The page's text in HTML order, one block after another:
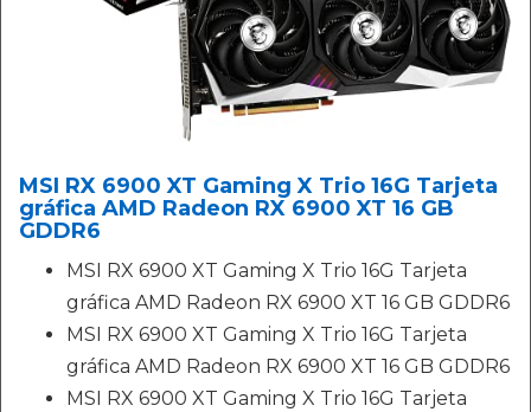
MSI RX 6900 XT Gaming X Trio 16G Tarjeta
gráfica AMD Radeon RX 6900 XT 16 GB
GDDR6
MSI RX 6900 XT Gaming X Trio 16G Tarjeta
gráfica AMD Radeon RX 6900 XT 16 GB GDDR6
MSI RX 6900 XT Gaming X Trio 16G Tarjeta
gráfica AMD Radeon RX 6900 XT 16 GB GDDR6
MSI RX 6900 XT Gaming X Trio 16G Tarjeta